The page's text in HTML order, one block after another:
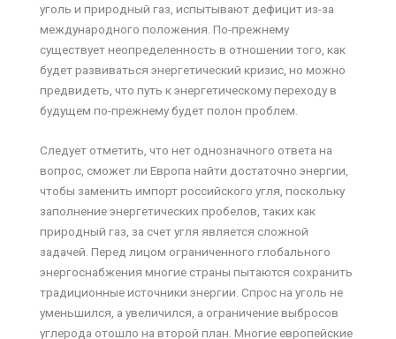
уголь и природный газ, испытывают дефицит из-за
международного положения. По-прежнему
существует неопределенность в отношении того, как
будет развиваться энергетический кризис, но можно
предвидеть, что путь к энергетическому переходу в
будущем по-прежнему будет полон проблем.
Следует отметить, что нет однозначного ответа на
вопрос, сможет ли Европа найти достаточно энергии,
чтобы заменить импорт российского угля, поскольку
заполнение энергетических пробелов, таких как
природный газ, за счет угля является сложной
задачей. Перед лицом ограниченного глобального
энергоснабжения многие страны пытаются сохранить
традиционные источники энергии. Спрос на уголь не
уменьшился, а увеличился, а ограничение выбросов
углерода отошло на второй план. Многие европейские